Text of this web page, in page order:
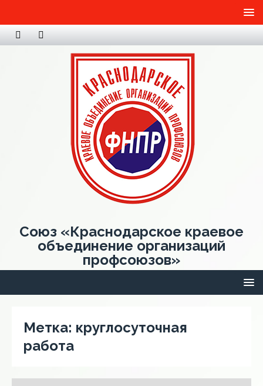
Союз «Краснодарское краевое
объединение организаций
профсоюзов»
Метка: круглосуточная
работа